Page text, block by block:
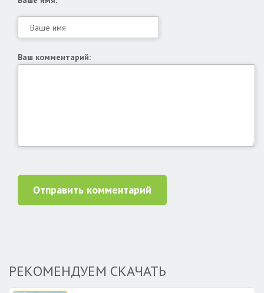
Ваш комментарий:
Отправить комментарий
РЕКОМЕНДУЕМ СКАЧАТЬ